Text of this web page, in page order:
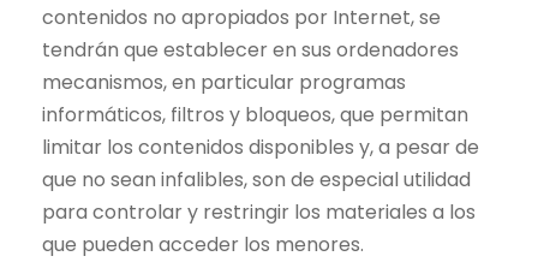
contenidos no apropiados por Internet, se
tendrán que establecer en sus ordenadores
mecanismos, en particular programas
informáticos, filtros y bloqueos, que permitan
limitar los contenidos disponibles y, a pesar de
que no sean infalibles, son de especial utilidad
para controlar y restringir los materiales a los
que pueden acceder los menores.